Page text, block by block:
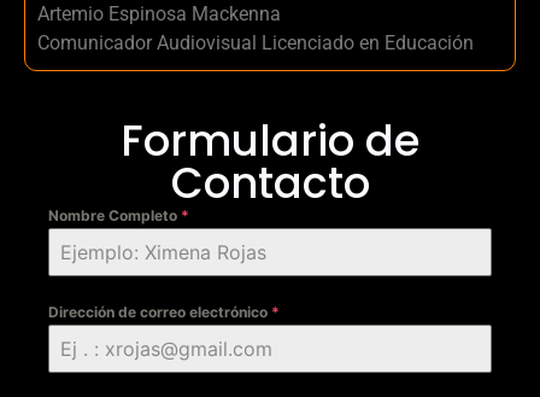
Artemio Espinosa Mackenna
Comunicador Audiovisual Licenciado en Educación
Formulario de
Contacto
Nombre Completo *
Dirección de correo electrónico *